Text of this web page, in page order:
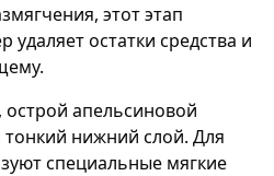
этот этап
удаляет остатки средства и
острой апельсиновой
нижний слой. Для
специальные мягкие